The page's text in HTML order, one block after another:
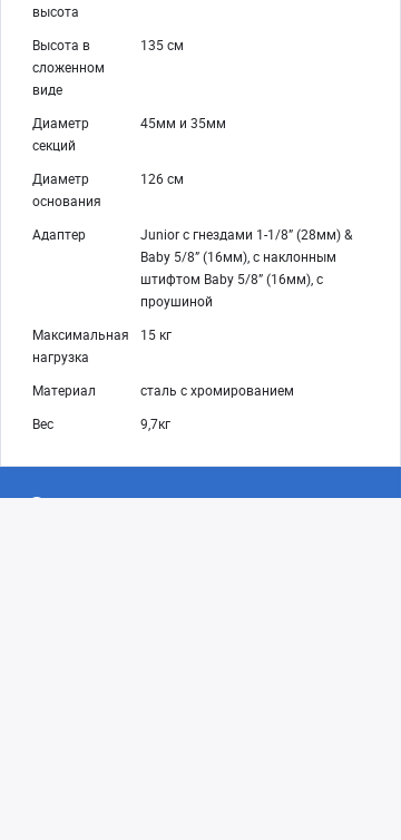
высота
Высота в
сложенном
виде
135 см
Диаметр
секций
45мм и 35мм
Диаметр
основания
126 см
Адаптер
Junior с гнездами 1-1/8” (28мм) &
Baby 5/8” (16мм), с наклонным
штифтом Baby 5/8” (16мм), с
проушиной
Максимальная
нагрузка
15 кг
Материал
сталь c хромированием
Вес
9,7кг